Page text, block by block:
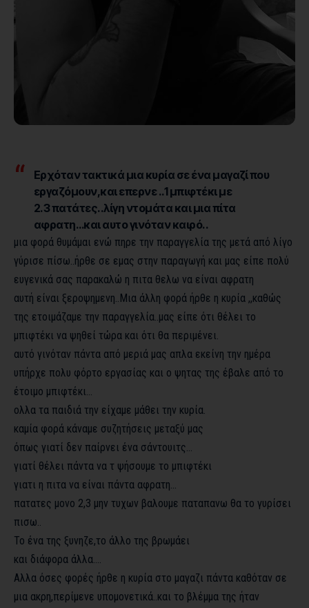
Ερχόταν τακτικά μια κυρία σε ένα μαγαζί που
εργαζόμουν,και επερνε ..1 μπιφτέκι με
2.3 πατάτες..λίγη ντομάτα και μια πίτα
αφρατη…και αυτο γινόταν καιρό..
μια φορά θυμάμαι ενώ πηρε την παραγγελία της μετά από λίγο
γύρισε πίσω..ήρθε σε εμας στην παραγωγή και μας είπε πολύ
ευγενικά σας παρακαλώ η πιτα θελω να είναι αφρατη
αυτή είναι ξεροψημενη..Μια άλλη φορά ήρθε η κυρία ,,καθώς
της ετοιμάζαμε την παραγγελία..μας είπε ότι θέλει το
μπιφτέκι να ψηθεί τώρα και ότι θα περιμένει.
αυτό γινόταν πάντα από μεριά μας απλα εκείνη την ημέρα
υπήρχε πολυ φόρτο εργασίας και ο ψητας της έβαλε από το
έτοιμο μπιφτέκι…
ολλα τα παιδιά την είχαμε μάθει την κυρία.
καμία φορά κάναμε συζητήσεις μεταξύ μας
όπως γιατί δεν παίρνει ένα σάντουιτς…
γιατί θέλει πάντα να τ ψήσουμε το μπιφτέκι
γιατι η πιτα να είναι πάντα αφρατη…
πατατες μονο 2,3 μην τυχων βαλουμε παταπανω θα το γυρίσει
πισω..
Το ένα της ξυνηζε,το άλλο της βρωμάει
και διάφορα άλλα….
Αλλα όσες φορές ήρθε η κυρία στο μαγαζι πάντα καθόταν σε
μια ακρη,περίμενε υπομονετικά..και το βλέμμα της ήταν